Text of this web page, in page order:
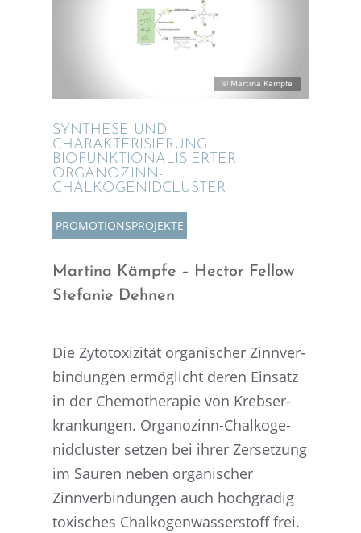
SYNTHESE UND
CHARAK­TE­RI­SIE­RUNG
BIOFUNK­TIO­NA­LI­SIER­TER
ORGANOZINN-
CHALKOGENIDCLUSTER
PROMO­TI­ONS­PRO­JEKTE
Martina Kämpfe – Hector Fellow
Stefa­nie Dehnen
Die Zytoto­xi­zi­tät organi­scher Zinnver­
bin­dun­gen ermög­licht deren Einsatz
in der Chemo­the­ra­pie von Krebs­er­
kran­kun­gen. Organo­zinn-Chalko­ge­
nid­clus­ter setzen bei ihrer Zerset­zung
im Sauren neben organi­scher
Zinnver­bin­dun­gen auch hochgra­dig
toxisches Chalko­gen­was­ser­stoff frei.
© Martina Kämpfe